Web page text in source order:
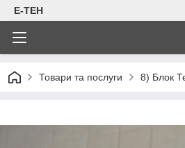
Е-ТЕН
Товари та послуги 8) Блок